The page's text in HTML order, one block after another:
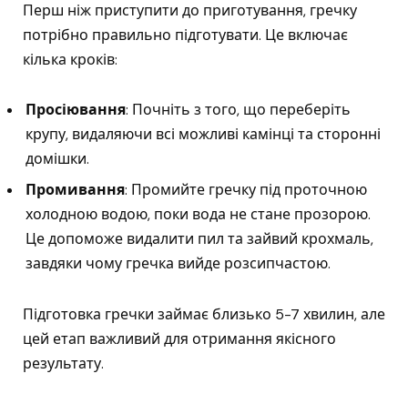
Перш ніж приступити до приготування, гречку
потрібно правильно підготувати. Це включає
кілька кроків:
Просіювання: Почніть з того, що переберіть
крупу, видаляючи всі можливі камінці та сторонні
домішки.
Промивання: Промийте гречку під проточною
холодною водою, поки вода не стане прозорою.
Це допоможе видалити пил та зайвий крохмаль,
завдяки чому гречка вийде розсипчастою.
Підготовка гречки займає близько 5-7 хвилин, але
цей етап важливий для отримання якісного
результату.